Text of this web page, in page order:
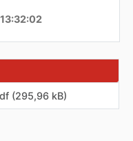
(295,96 kB)